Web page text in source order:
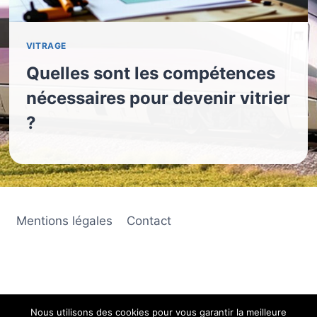
VITRAGE
Quelles sont les compétences
nécessaires pour devenir vitrier
?
Mentions légales Contact
Nous utilisons des cookies pour vous garantir la meilleure